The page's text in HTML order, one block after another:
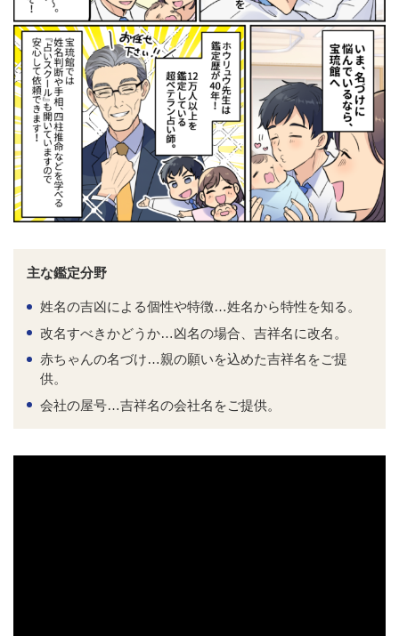
主な鑑定分野
姓名の吉凶による個性や特徴…姓名から特性を知る。
改名すべきかどうか…凶名の場合、吉祥名に改名。
赤ちゃんの名づけ…親の願いを込めた吉祥名をご提
供。
会社の屋号…吉祥名の会社名をご提供。